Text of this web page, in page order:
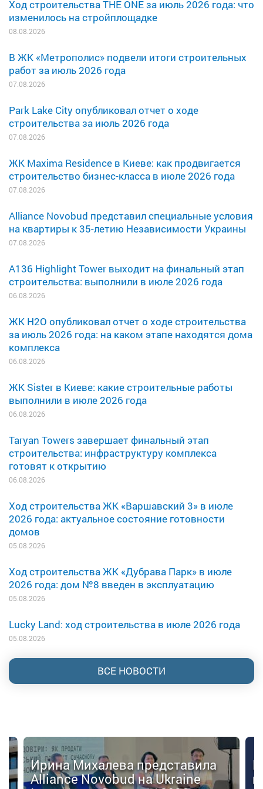
Ход строительства THE ONE за июль 2026 года: что
изменилось на стройплощадке
08.08.2026
В ЖК «Метрополис» подвели итоги строительных
работ за июль 2026 года
07.08.2026
Park Lake City опубликовал отчет о ходе
строительства за июль 2026 года
07.08.2026
ЖК Maxima Residence в Киеве: как продвигается
строительство бизнес-класса в июле 2026 года
07.08.2026
Alliance Novobud представил специальные условия
на квартиры к 35-летию Независимости Украины
07.08.2026
A136 Highlight Tower выходит на финальный этап
строительства: выполнили в июле 2026 года
06.08.2026
ЖК H2O опубликовал отчет о ходе строительства
за июль 2026 года: на каком этапе находятся дома
комплекса
06.08.2026
ЖК Sister в Киеве: какие строительные работы
выполнили в июле 2026 года
06.08.2026
Taryan Towers завершает финальный этап
строительства: инфраструктуру комплекса
готовят к открытию
06.08.2026
Ход строительства ЖК «Варшавский 3» в июле
2026 года: актуальное состояние готовности
домов
05.08.2026
Ход строительства ЖК «Дубрава Парк» в июле
2026 года: дом №8 введен в эксплуатацию
05.08.2026
Lucky Land: ход строительства в июле 2026 года
05.08.2026
ВСЕ НОВОСТИ
Ирина Михалева представила
Alliance Novobud на Ukraine